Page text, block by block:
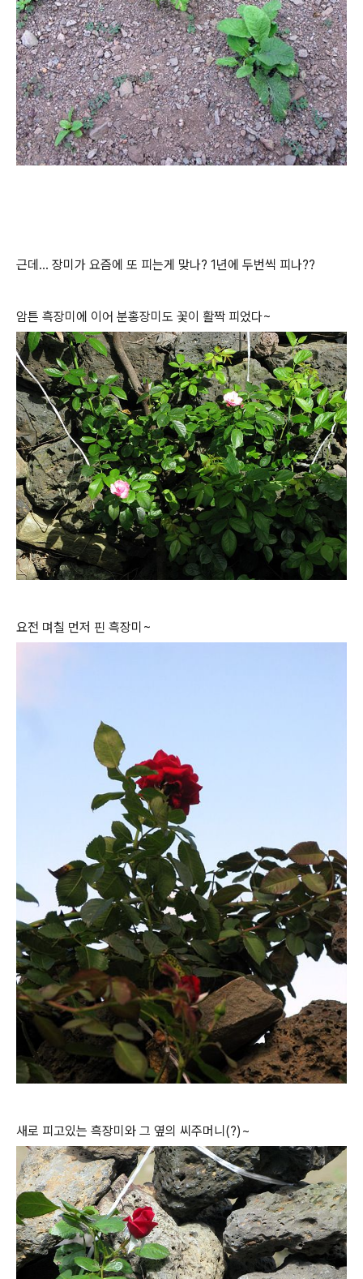
근데... 장미가 요즘에 또 피는게 맞나? 1년에 두번씩 피나??
암튼 흑장미에 이어 분홍장미도 꽃이 활짝 피었다~
요전 며칠 먼저 핀 흑장미~
새로 피고있는 흑장미와 그 옆의 씨주머니(?)~